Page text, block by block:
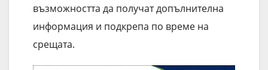
възможността да получат допълнителна
информация и подкрепа по време на
срещата.